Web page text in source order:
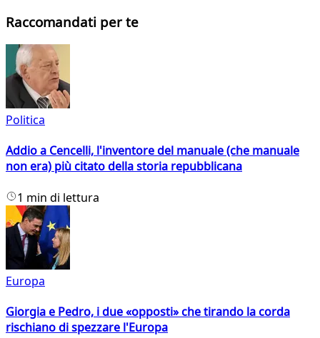
Raccomandati per te
Politica
Addio a Cencelli, l'inventore del manuale (che manuale
non era) più citato della storia repubblicana
1 min di lettura
Europa
Giorgia e Pedro, i due «opposti» che tirando la corda
rischiano di spezzare l'Europa